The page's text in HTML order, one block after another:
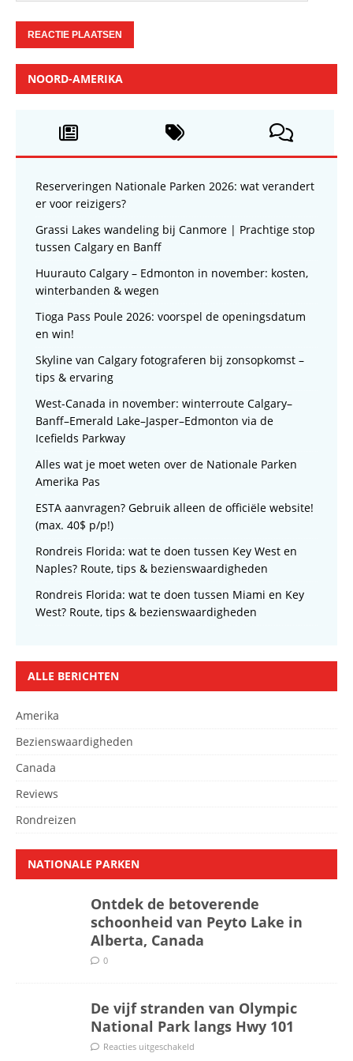
NOORD-AMERIKA
Reserveringen Nationale Parken 2026: wat verandert
er voor reizigers?
Grassi Lakes wandeling bij Canmore | Prachtige stop
tussen Calgary en Banff
Huurauto Calgary – Edmonton in november: kosten,
winterbanden & wegen
Tioga Pass Poule 2026: voorspel de openingsdatum
en win!
Skyline van Calgary fotograferen bij zonsopkomst –
tips & ervaring
West-Canada in november: winterroute Calgary–
Banff–Emerald Lake–Jasper–Edmonton via de
Icefields Parkway
Alles wat je moet weten over de Nationale Parken
Amerika Pas
ESTA aanvragen? Gebruik alleen de officiële website!
(max. 40$ p/p!)
Rondreis Florida: wat te doen tussen Key West en
Naples? Route, tips & bezienswaardigheden
Rondreis Florida: wat te doen tussen Miami en Key
West? Route, tips & bezienswaardigheden
ALLE BERICHTEN
Amerika
Bezienswaardigheden
Canada
Reviews
Rondreizen
NATIONALE PARKEN
Ontdek de betoverende
schoonheid van Peyto Lake in
Alberta, Canada
0
De vijf stranden van Olympic
National Park langs Hwy 101
Reacties uitgeschakeld